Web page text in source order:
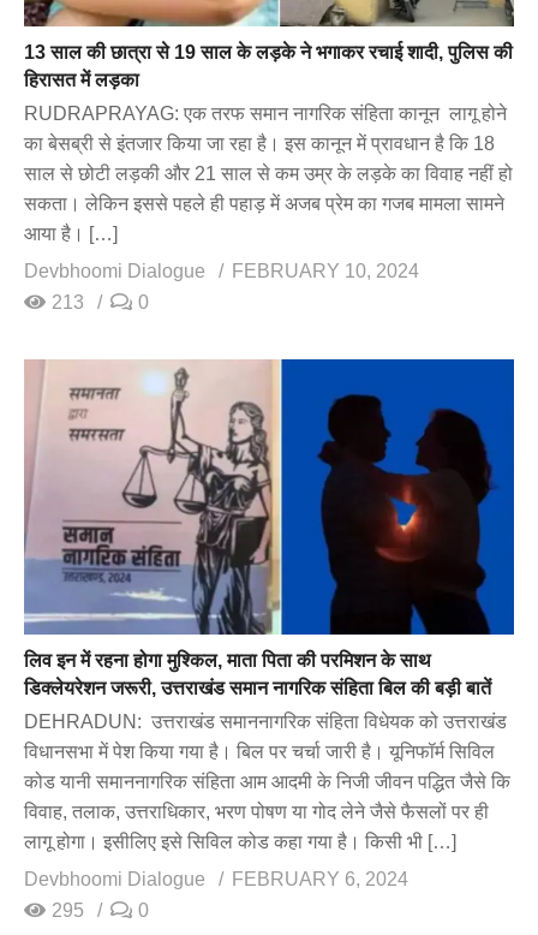
13 साल की छात्रा से 19 साल के लड़के ने भगाकर रचाई शादी, पुलिस की
हिरासत में लड़का
RUDRAPRAYAG: एक तरफ समान नागरिक संहिता कानून लागू होने
का बेसब्री से इंतजार किया जा रहा है। इस कानून में प्रावधान है कि 18
साल से छोटी लड़की और 21 साल से कम उम्र के लड़के का विवाह नहीं हो
सकता। लेकिन इससे पहले ही पहाड़ में अजब प्रेम का गजब मामला सामने
आया है। […]
Devbhoomi Dialogue
FEBRUARY 10, 2024
213
0
लिव इन में रहना होगा मुश्किल, माता पिता की परमिशन के साथ
डिक्लेयरेशन जरूरी, उत्तराखंड समान नागरिक संहिता बिल की बड़ी बातें
DEHRADUN: उत्तराखंड समाननागरिक संहिता विधेयक को उत्तराखंड
विधानसभा में पेश किया गया है। बिल पर चर्चा जारी है। यूनिफॉर्म सिविल
कोड यानी समाननागरिक संहिता आम आदमी के निजी जीवन पद्धित जैसे कि
विवाह, तलाक, उत्तराधिकार, भरण पोषण या गोद लेने जैसे फैसलों पर ही
लागू होगा। इसीलिए इसे सिविल कोड कहा गया है। किसी भी […]
Devbhoomi Dialogue
FEBRUARY 6, 2024
295
0